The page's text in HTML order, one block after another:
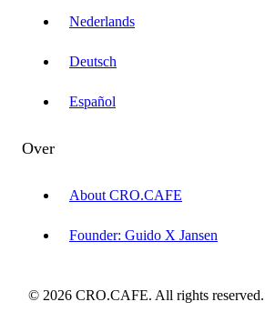
Nederlands
Deutsch
Español
Over
About CRO.CAFE
Founder: Guido X Jansen
© 2026 CRO.CAFE. All rights